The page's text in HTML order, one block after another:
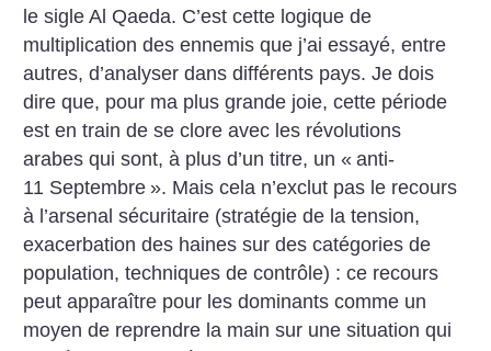
le sigle Al Qaeda. C’est cette logique de
multiplication des ennemis que j’ai essayé, entre
autres, d’analyser dans différents pays. Je dois
dire que, pour ma plus grande joie, cette période
est en train de se clore avec les révolutions
arabes qui sont, à plus d’un titre, un « anti-
11 Septembre ». Mais cela n’exclut pas le recours
à l’arsenal sécuritaire (stratégie de la tension,
exacerbation des haines sur des catégories de
population, techniques de contrôle) : ce recours
peut apparaître pour les dominants comme un
moyen de reprendre la main sur une situation qui